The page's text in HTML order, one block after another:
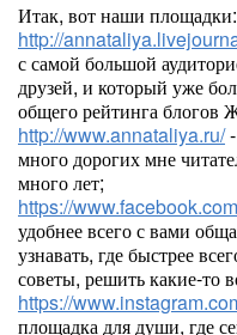
Итак, вот наши площадки:
http://
с самой большой
друзей, и который уже
общего рейтинга блогов
http://www.annataliya.ru/-
много дорогих мне
много лет;
https://
удобнее всего с вами
узнавать, где быстрее
советы, решить какие-то
https://
площадка для души, где